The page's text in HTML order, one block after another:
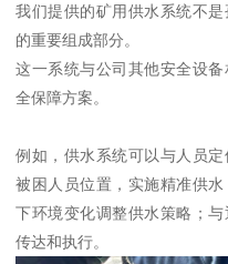
我们提供的矿用供水系统不
的重要组成部分。
这一系统与公司其他安全设
全保障方案。
例如，供水系统可以与人员
被困人员位置，实施精准供
下环境变化调整供水策略；
传达和执行。